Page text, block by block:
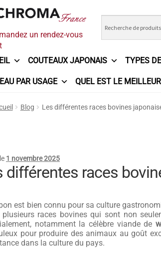
un rendez-vous
COUTEAUX JAPONAIS TYPES
PAR USAGE QUEL EST LE
Chroma France Commande Conditions
mon couteau Trouver mon magasin
Blog Les différentes races bovines
1 novembre 2025
différentes races
est bien connu pour sa culture
plusieurs races bovines qui sont non
notamment la célèbre viande de
pour produire des animaux au goût
dans la culture du pays.